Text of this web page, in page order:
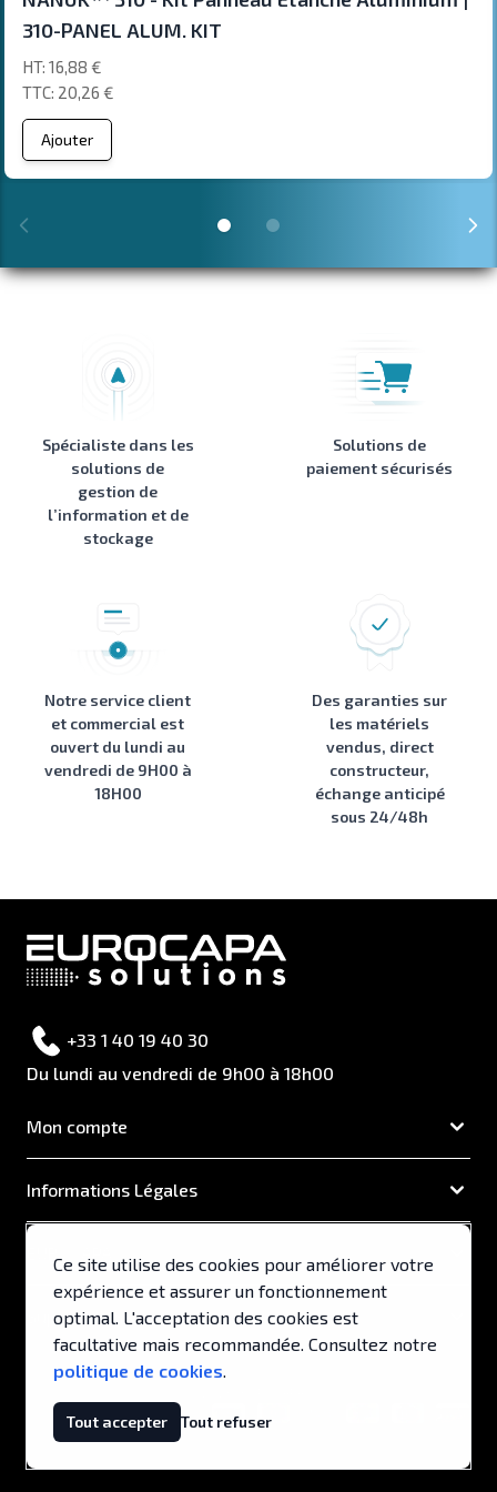
310-PANEL ALUM. KIT
20,26 €
16,88 €
Ajouter
Spécialiste dans les
solutions de
gestion de
l’information et de
stockage
Solutions de
paiement sécurisés
Notre service client
et commercial est
ouvert du lundi au
vendredi de 9H00 à
18H00
Des garanties sur
les matériels
vendus, direct
constructeur,
échange anticipé
sous 24/48h
+33 1 40 19 40 30
Du lundi au vendredi de 9h00 à 18h00
Mon compte
Informations Légales
Support & Services
Ce site utilise des cookies pour améliorer votre
expérience et assurer un fonctionnement
optimal. L'acceptation des cookies est
facultative mais recommandée. Consultez notre
politique de cookies.
Tout accepter Tout refuser